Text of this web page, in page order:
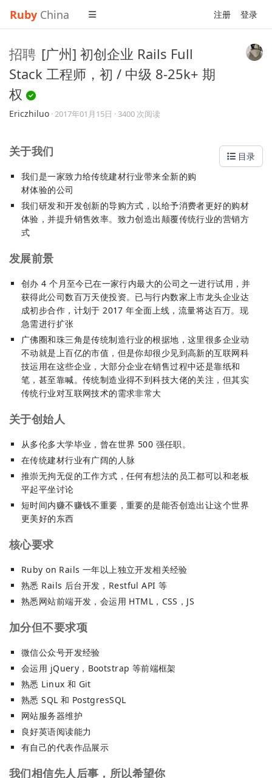
Ruby China 注册 登录
招聘 [广州] 初创企业 Rails Full
Stack 工程师，初 / 中级 8-25k+ 期
权
Ericzhiluo ·2017年01月15日 · 3400 次阅读
目录
关于我们
我们是一家致力给传统建材行业带来全新的购
材体验的公司
我们研发和开发创新的导购方式，以给予消费者更好的购材
体验，并提升销售效率。致力创造出颠覆传统行业的营销方
式
发展前景
创办 4 个月至今已在一家行内最大的公司之一进行试用，并
获得此公司数百万天使投资。已与行内数家上市龙头企业达
成初步合作，计划于 2017 年全面上线，流量将达百万。现
急需进行扩张
广佛圈和珠三角是传统制造行业的根据地，这里很多企业动
不动就是上百亿的市值，但是你却很少见到高新的互联网科
技运用在这些企业，大部分企业在销售过程中还是靠纸和
笔，甚至靠喊。传统制造业得不到科技大佬的关注，但其实
传统行业对互联网技术的需求非常大
关于创始人
从多伦多大学毕业，曾在世界 500 强任职。
在传统建材行业有广阔的人脉
推崇无拘无促的工作方式，任何有想法的员工都可以和老板
平起平坐讨论
短时间内赚不赚钱不重要，重要的是能否创造出让这个世界
更美好的东西
核心要求
Ruby on Rails 一年以上独立开发相关经验
熟悉 Rails 后台开发，Restful API 等
熟悉网站前端开发，会运用 HTML，CSS，JS
加分但不要求项
微信公众号开发经验
会运用 jQuery，Bootstrap 等前端框架
熟悉 Linux 和 Git
熟悉 SQL 和 PostgresSQL
网站服务器维护
良好英语阅读能力
有自己的代表作品展示
我们相信先人后事，所以希望你